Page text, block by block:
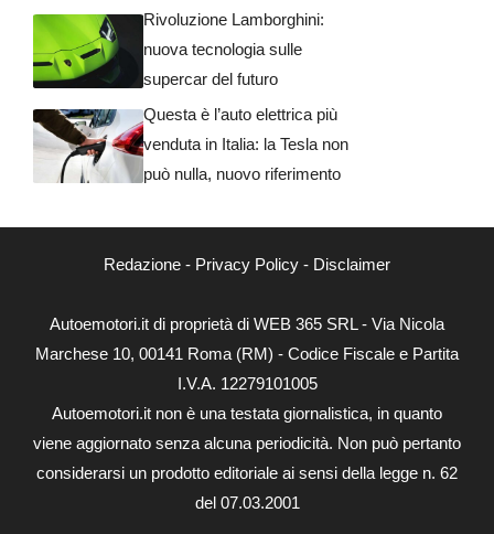
Rivoluzione Lamborghini:
nuova tecnologia sulle
supercar del futuro
Questa è l’auto elettrica più
venduta in Italia: la Tesla non
può nulla, nuovo riferimento
Redazione - Privacy Policy - Disclaimer
Autoemotori.it di proprietà di WEB 365 SRL - Via Nicola
Marchese 10, 00141 Roma (RM) - Codice Fiscale e Partita
I.V.A. 12279101005
Autoemotori.it non è una testata giornalistica, in quanto
viene aggiornato senza alcuna periodicità. Non può pertanto
considerarsi un prodotto editoriale ai sensi della legge n. 62
del 07.03.2001